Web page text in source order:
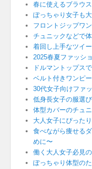
春に使えるブラウ
ぽっちゃり女子も
フロントジップワ
チュニックなどで
着回し上手なツイ
2025春夏ファッシ
ドルマントップス
ベルト付きワンピ
30代女子向けファ
低身長女子の服選
体型カバーのチュ
大人女子にぴった
食べながら痩せる
めに〜
働く大人女子必見
ぽっちゃり体型の